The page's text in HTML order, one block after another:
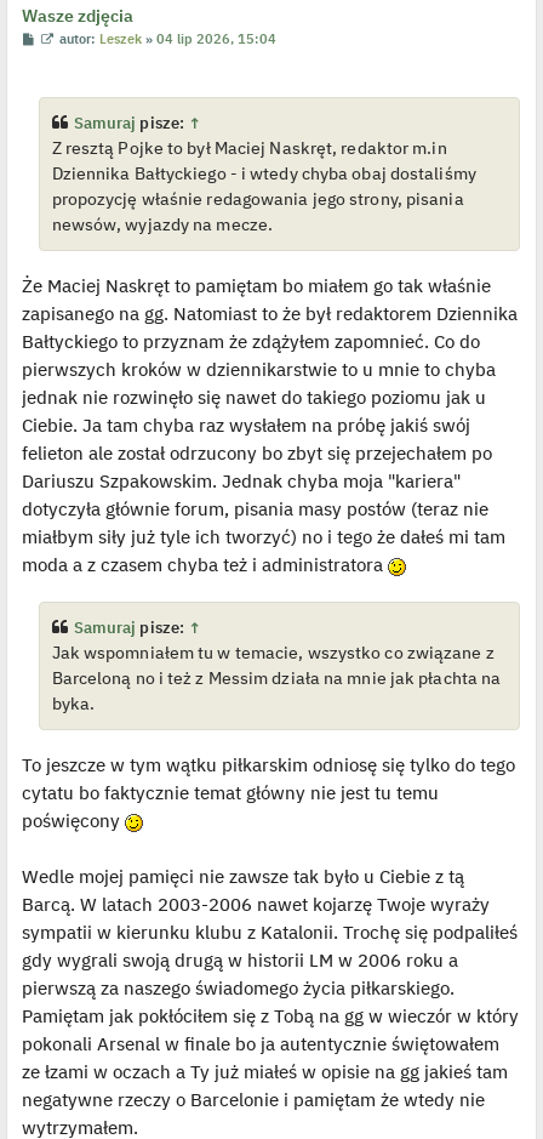
Wasze zdjęcia
P
W
i
e
t
l
o
j
e
d
z
p
o
s
t
autor: Leszek »04 lip 2026, 15:04
Samuraj pisze: ↑
Z resztą Pojke to był Maciej Naskręt, redaktor m.in
Dziennika Bałtyckiego - i wtedy chyba obaj dostaliśmy
propozycję właśnie redagowania jego strony, pisania
newsów, wyjazdy na mecze.
Że Maciej Naskręt to pamiętam bo miałem go tak właśnie
zapisanego na gg. Natomiast to że był redaktorem Dziennika
Bałtyckiego to przyznam że zdążyłem zapomnieć. Co do
pierwszych kroków w dziennikarstwie to u mnie to chyba
jednak nie rozwinęło się nawet do takiego poziomu jak u
Ciebie. Ja tam chyba raz wysłałem na próbę jakiś swój
felieton ale został odrzucony bo zbyt się przejechałem po
Dariuszu Szpakowskim. Jednak chyba moja "kariera"
dotyczyła głównie forum, pisania masy postów (teraz nie
miałbym siły już tyle ich tworzyć) no i tego że dałeś mi tam
moda a z czasem chyba też i administratora
Samuraj pisze: ↑
Jak wspomniałem tu w temacie, wszystko co związane z
Barceloną no i też z Messim działa na mnie jak płachta na
byka.
To jeszcze w tym wątku piłkarskim odniosę się tylko do tego
cytatu bo faktycznie temat główny nie jest tu temu
poświęcony
Wedle mojej pamięci nie zawsze tak było u Ciebie z tą
Barcą. W latach 2003-2006 nawet kojarzę Twoje wyraży
sympatii w kierunku klubu z Katalonii. Trochę się podpaliłeś
gdy wygrali swoją drugą w historii LM w 2006 roku a
pierwszą za naszego świadomego życia piłkarskiego.
Pamiętam jak pokłóciłem się z Tobą na gg w wieczór w który
pokonali Arsenal w finale bo ja autentycznie świętowałem
ze łzami w oczach a Ty już miałeś w opisie na gg jakieś tam
negatywne rzeczy o Barcelonie i pamiętam że wtedy nie
wytrzymałem.